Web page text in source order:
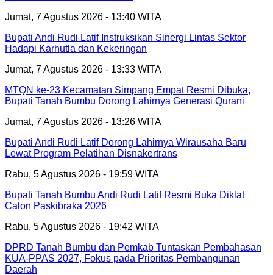
Jumat, 7 Agustus 2026 - 13:40 WITA
Bupati Andi Rudi Latif Instruksikan Sinergi Lintas Sektor
Hadapi Karhutla dan Kekeringan
Jumat, 7 Agustus 2026 - 13:33 WITA
MTQN ke-23 Kecamatan Simpang Empat Resmi Dibuka,
Bupati Tanah Bumbu Dorong Lahirnya Generasi Qurani
Jumat, 7 Agustus 2026 - 13:26 WITA
Bupati Andi Rudi Latif Dorong Lahirnya Wirausaha Baru
Lewat Program Pelatihan Disnakertrans
Rabu, 5 Agustus 2026 - 19:59 WITA
Bupati Tanah Bumbu Andi Rudi Latif Resmi Buka Diklat
Calon Paskibraka 2026
Rabu, 5 Agustus 2026 - 19:42 WITA
DPRD Tanah Bumbu dan Pemkab Tuntaskan Pembahasan
KUA-PPAS 2027, Fokus pada Prioritas Pembangunan
Daerah